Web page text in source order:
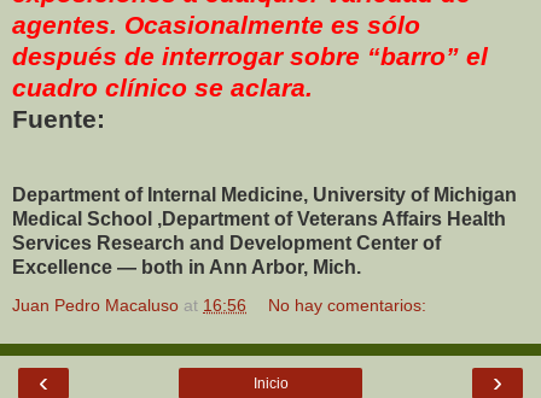
agentes. Ocasionalmente es sólo
después de interrogar sobre “barro” el
cuadro clínico se aclara.
Fuente:
Department of Internal Medicine, University of Michigan
Medical School ,Department of Veterans Affairs Health
Services Research and Development Center of
Excellence — both in Ann Arbor, Mich.
Juan Pedro Macaluso at 16:56 No hay comentarios:
‹ ›
Inicio